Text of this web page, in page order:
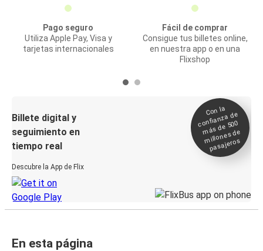
Pago seguro
Utiliza Apple Pay, Visa y
tarjetas internacionales
Fácil de comprar
Consigue tus billetes online,
en nuestra app o en una
Flixshop
Billete digital y
seguimiento en
tiempo real
Descubre la App de Flix
Con la
confianza de
más de 500
millones de
pasajeros
En esta página